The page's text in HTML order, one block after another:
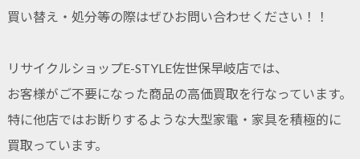
買い替え・処分等の際はぜひお問い合わせください！！
リサイクルショップE-STYLE佐世保早岐店では、
お客様がご不要になった商品の高価買取を行なっています。
特に他店ではお断りするような大型家電・家具を積極的に
買取っています。